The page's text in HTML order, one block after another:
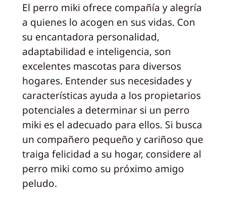
El perro miki ofrece compañía y alegría
a quienes lo acogen en sus vidas. Con
su encantadora personalidad,
adaptabilidad e inteligencia, son
excelentes mascotas para diversos
hogares. Entender sus necesidades y
características ayuda a los propietarios
potenciales a determinar si un perro
miki es el adecuado para ellos. Si busca
un compañero pequeño y cariñoso que
traiga felicidad a su hogar, considere al
perro miki como su próximo amigo
peludo.